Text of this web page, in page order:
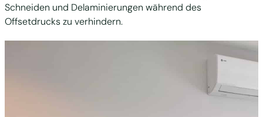
Schneiden und Delaminierungen während des
Offsetdrucks zu verhindern.